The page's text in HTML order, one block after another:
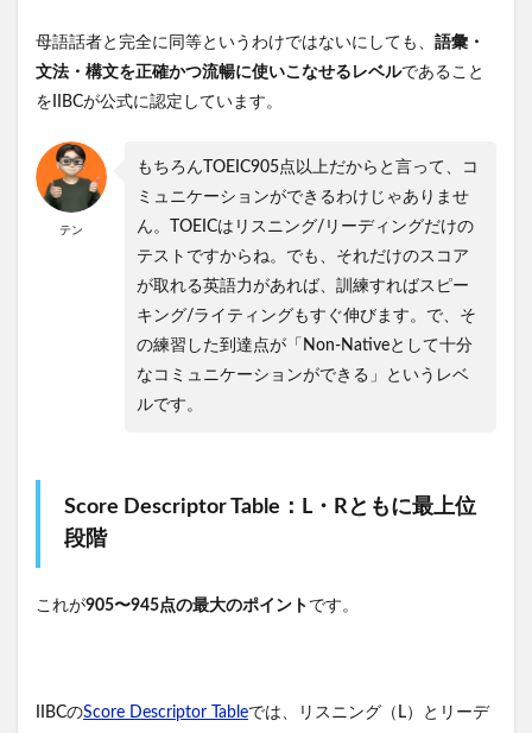
母語話者と完全に同等というわけではないにしても、 語彙・
文法・構文を正確かつ流暢に使いこなせるレベルであること
をIIBCが公式に認定しています。
テン
もちろんTOEIC905点以上だからと言って、コ
ミュニケーションができるわけじゃありませ
ん。TOEICはリスニング/リーディングだけの
テストですからね。でも、それだけのスコア
が取れる英語力があれば、訓練すればスピー
キング/ライティングもすぐ伸びます。で、そ
の練習した到達点が「Non-Nativeとして十分
なコミュニケーションができる」というレベ
ルです。
Score Descriptor Table：L・Rともに最上位
段階
これが905〜945点の最大のポイント です。
IIBCのScore Descriptor Tableでは、リスニング（L）とリーデ